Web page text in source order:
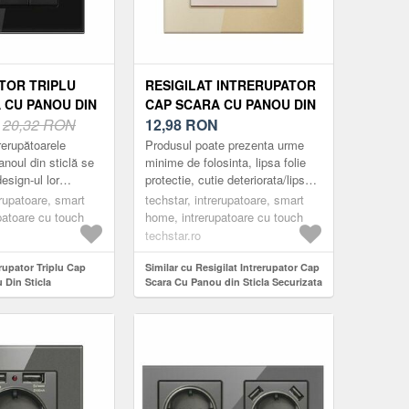
TRIPLU
PANOU DIN
01, 220V,
NEGRU,
20,32 RON
din sticlă se
ul lor
și minimalist.
fabricate
smart
cu touch
Triplu Cap
Din Sticla
TGS 01, 220V,
Negru, cu 3 Faze
RESIGILAT INTRERUPATOR
CAP SCARA CU PANOU DIN
STICLA SECURIZATA
TECHSTAR® TGS 01, 220V,
16A, 86 X 86 MM, AURIU, CU
1 MODUL
12,98 RON
Produsul poate prezenta urme
minime de folosinta, lipsa folie
protectie, cutie deteriorata/lipsa,
usoare zgarieturi etc.
Întrerupătoarele Techstar ...
techstar, intrerupatoare, smart
home, intrerupatoare cu touch
techstar.ro
Similar cu Resigilat Intrerupator Cap
Scara Cu Panou din Sticla Securizata
Techstar® TGS 01, 220V, 16A, 86 x 86
mm, Auriu, cu 1 Modul